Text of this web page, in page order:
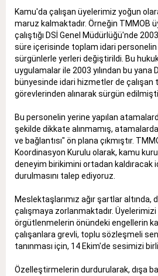
Kamu'da çalışan üyelerimiz yoğun
maruz kalmaktadır. Örneğin TMMOB
çalıştığı DSİ Genel Müdürlüğü'nde
süre içerisinde toplam idari personelin
sürgünlerle yerleri değiştirildi. Bu
uygulamalar ile 2003 yılından bu yana
bünyesinde idari hizmetler de çalışan
görevlerinden alınarak sürgün
Bu personelin yerine yapılan
şekilde dikkate alınmamış,
ve bağlantısı" ön plana çıkmıştır.
Koordinasyon Kurulu olarak, kamu
deneyim birikimini ortadan kaldıracak
durulmasını talep ediyoruz.
Meslektaşlarımız ağır şartlar altında,
çalışmaya zorlanmaktadır.
örgütlenmelerin önündeki engellerin
çalışanlara grevli, toplu sözleşmeli
tanınması için, 14 Ekim'de sesimizi
Özelleştirmelerin durdurularak, dışa